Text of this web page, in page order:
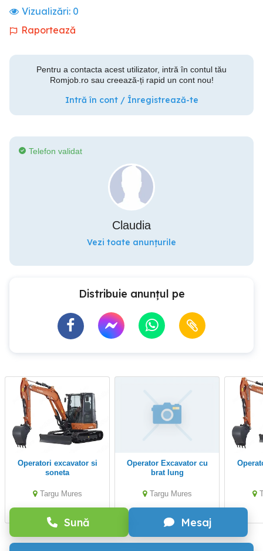
Vizualizări: 0
Raportează
Pentru a contacta acest utilizator, intră în contul tău
Romjob.ro sau creează-ți rapid un cont nou!
Intră în cont / Înregistrează-te
Sună Mesaj
Telefon validat
Claudia
Vezi toate anunțurile
Distribuie anunțul pe
Operatori excavator si
soneta
Targu Mures
Operator Excavator cu
brat lung
Targu Mures
Operatori excavator si